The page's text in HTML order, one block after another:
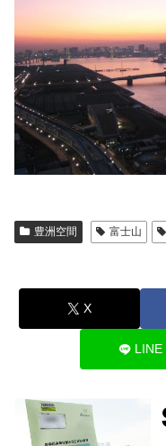
豊洲空間 富士山
X
LINE